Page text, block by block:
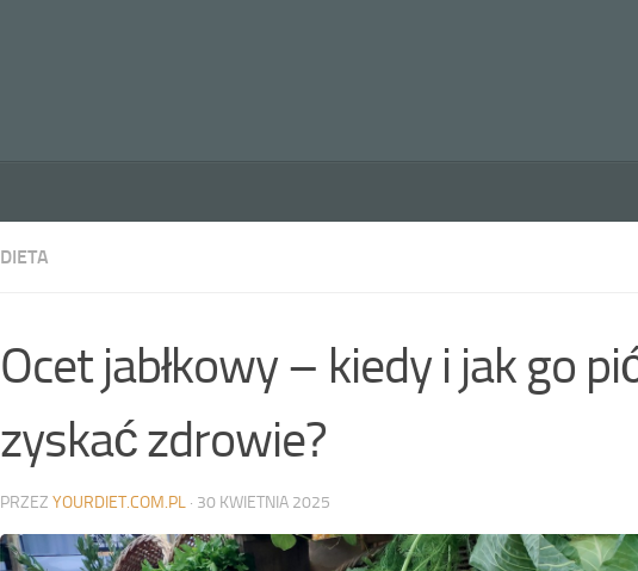
DIETA
Ocet jabłkowy – kiedy i jak go
zyskać zdrowie?
PRZEZ YOURDIET.COM.PL · 30 KWIETNIA 2025